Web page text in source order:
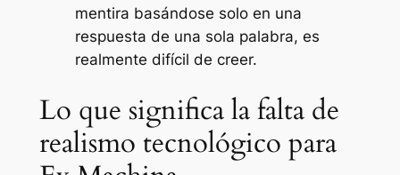
mentira basándose solo en una
respuesta de una sola palabra, es
realmente difícil de creer.
Lo que significa la falta de
realismo tecnológico para